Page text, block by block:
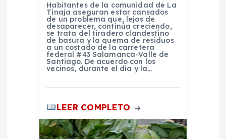
Habitantes de la comunidad de La
Tinaja aseguran estar cansados
de un problema que, lejos de
desaparecer, continúa creciendo,
se trata del tiradero clandestino
de basura y la quema de residuos
a un costado de la carretera
federal #43 Salamanca-Valle de
Santiago. De acuerdo con los
vecinos, durante el día y la…
LEER COMPLETO